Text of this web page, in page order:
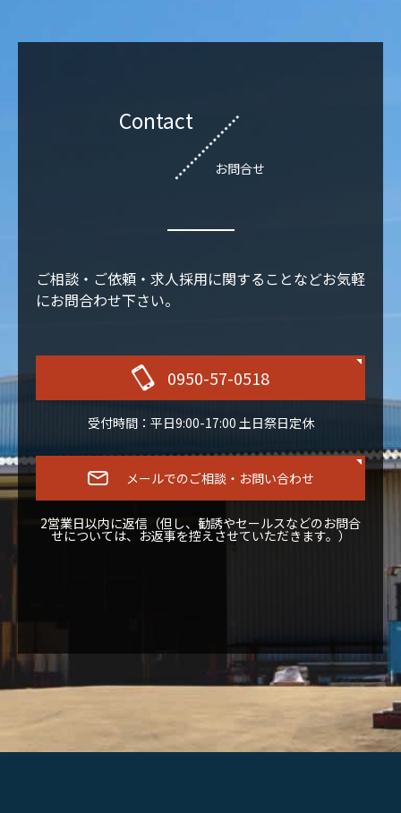
Contact
お問合せ
ご相談・ご依頼・求人採用に関することなどお気軽
にお問合わせ下さい。
0950-57-0518
受付時間：平日9:00-17:00 土日祭日定休
メールでのご相談・お問い合わせ
2営業日以内に返信（但し、勧誘やセールスなどのお問合
せについては、お返事を控えさせていただきます。）